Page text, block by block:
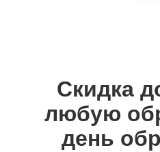
Скидка
любую
день